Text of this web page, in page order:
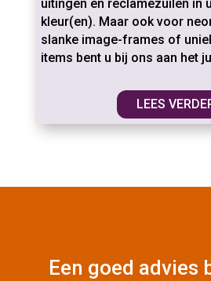
uitingen en reclamezuilen in
kleur(en). Maar ook voor
slanke image-frames of
items bent u bij ons aan het
LEES
Een goed advies